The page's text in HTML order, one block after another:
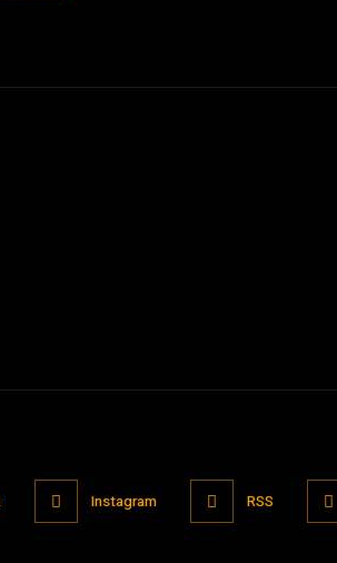
Instagram RSS